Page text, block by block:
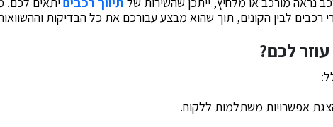
רכבים לבין הקונים, תוך שהוא מבצע עבורכם את כל הבדיקות
עוזר לכם?
אפשרויות משתלמות ללקוח.